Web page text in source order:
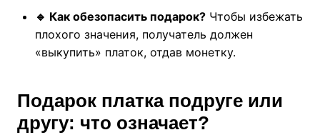
🔹 Как обезопасить подарок?Чтобы избежать
плохого значения, получатель должен
«выкупить» платок, отдав монетку.
Подарок платка подруге или
другу: что означает?